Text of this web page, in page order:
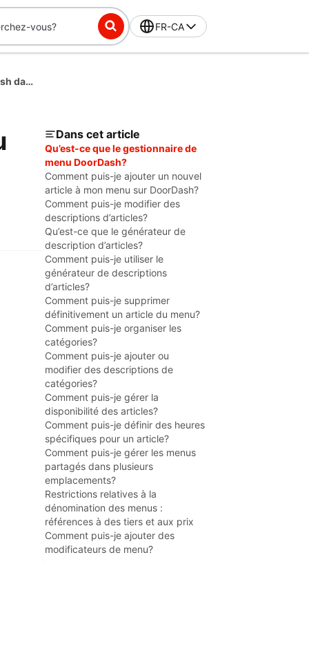
FR-CA
Comment ajouter des articles à votre menu DoorDash dans le Portail commerçant
Dans cet article
Qu’est-ce que le gestionnaire de
menu DoorDash?
Comment puis-je ajouter un nouvel
article à mon menu sur DoorDash?
Comment puis-je modifier des
descriptions d’articles?
Qu’est-ce que le générateur de
description d’articles?
Comment puis-je utiliser le
générateur de descriptions
d’articles?
Comment puis-je supprimer
définitivement un article du menu?
Comment puis-je organiser les
catégories?
Comment puis-je ajouter ou
modifier des descriptions de
catégories?
Comment puis-je gérer la
disponibilité des articles?
Comment puis-je définir des heures
spécifiques pour un article?
Comment puis-je gérer les menus
partagés dans plusieurs
emplacements?
Restrictions relatives à la
dénomination des menus :
références à des tiers et aux prix
Comment puis-je ajouter des
modificateurs de menu?